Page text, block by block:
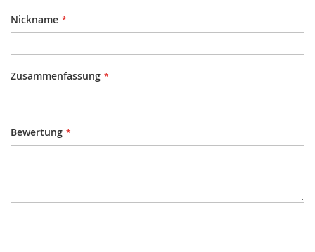
Nickname
Zusammenfassung
Bewertung